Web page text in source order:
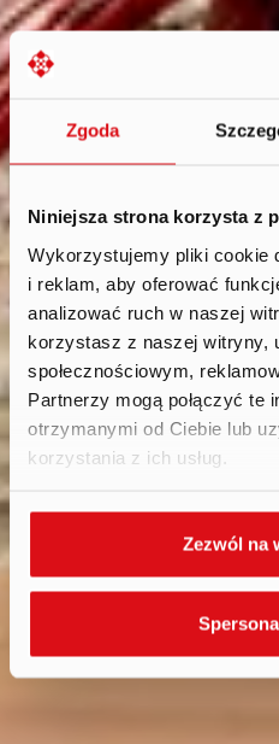
Zgoda
Niniejsza strona korzysta z
Wykorzystujemy pliki cookie
i reklam, aby oferować
analizować ruch w naszej
korzystasz z naszej witryny,
społecznościowym,
Partnerzy mogą połączyć te
otrzymanymi od Ciebie lub
korzystania z ich usług.
Zezwól na